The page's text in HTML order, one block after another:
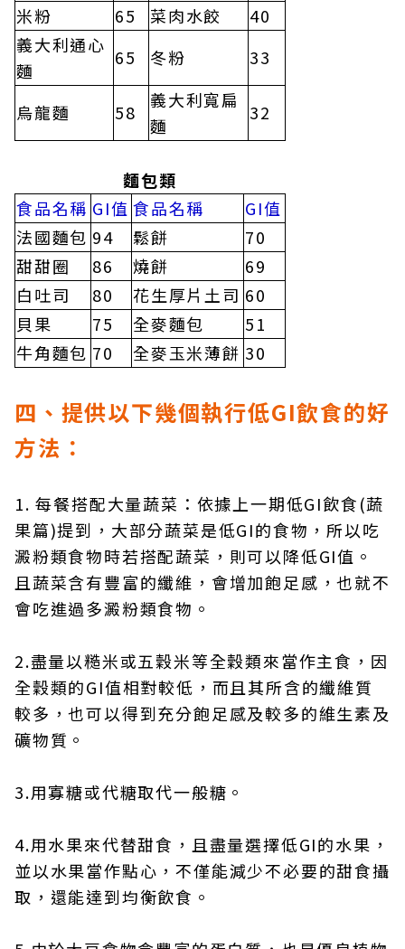
米粉
65 菜肉水餃
40
義大利通心
麵
65 冬粉 33
烏龍麵 58
義大利寬扁
麵
32
麵包類
食品名稱 GI值 食品名稱
GI值
法國麵包 94 鬆餅
70
甜甜圈
86 燒餅
69
白吐司
80 花生厚片土司 60
貝果
75 全麥麵包
51
牛角麵包 70 全麥玉米薄餅 30
四、提供以下幾個執行低GI飲食的好
方法：
1. 每餐搭配大量蔬菜：依據上一期低GI飲食(蔬
果篇)提到，大部分蔬菜是低GI的食物，所以吃
澱粉類食物時若搭配蔬菜，則可以降低GI值。
且蔬菜含有豐富的纖維，會增加飽足感，也就不
會吃進過多澱粉類食物。
2.盡量以糙米或五穀米等全穀類來當作主食，因
全穀類的GI值相對較低，而且其所含的纖維質
較多，也可以得到充分飽足感及較多的維生素及
礦物質。
3.用寡糖或代糖取代一般糖。
4.用水果來代替甜食，且盡量選擇低GI的水果，
並以水果當作點心，不僅能減少不必要的甜食攝
取，還能達到均衡飲食。